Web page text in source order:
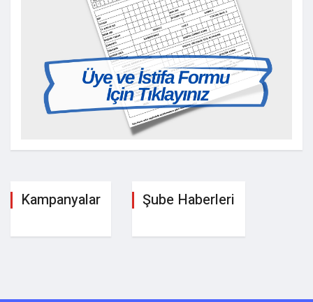
Kampanyalar Şube Haberleri